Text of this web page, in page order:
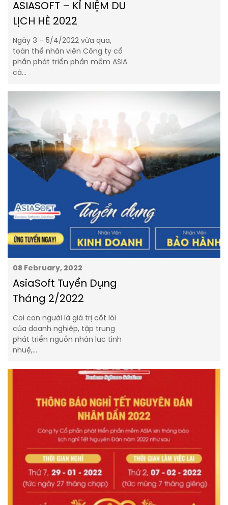
ASIASOFT – KỈ NIỆM DU
LỊCH HÈ 2022
Ngày 3 – 5/4/2022 vừa qua,
toàn thể nhân viên Công ty cổ
phần phát triển phần mềm ASIA
cả…
08 February, 2022
AsiaSoft Tuyển Dụng
Tháng 2/2022
Coi con người là giá trị cốt lõi
của doanh nghiệp, tập trung
phát triển nguồn nhân lực tinh
nhuệ,…